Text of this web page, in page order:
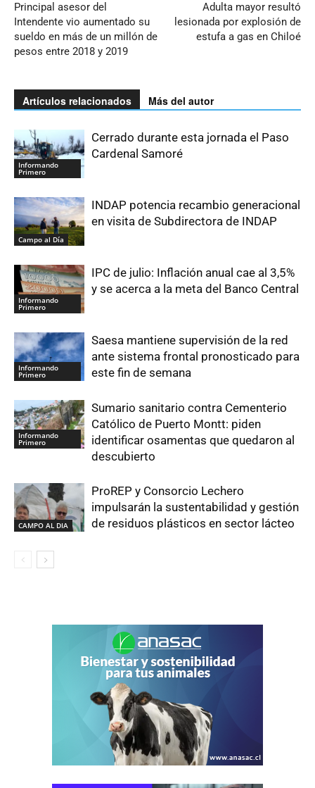
Principal asesor del
Intendente vio aumentado su
sueldo en más de un millón de
pesos entre 2018 y 2019
Adulta mayor resultó
lesionada por explosión de
estufa a gas en Chiloé
Artículos relacionados Más del autor
Informando
Primero
Cerrado durante esta jornada el Paso
Cardenal Samoré
Campo al Día
INDAP potencia recambio generacional
en visita de Subdirectora de INDAP
Informando
Primero
IPC de julio: Inflación anual cae al 3,5%
y se acerca a la meta del Banco Central
Informando
Primero
Saesa mantiene supervisión de la red
ante sistema frontal pronosticado para
este fin de semana
Informando
Primero
Sumario sanitario contra Cementerio
Católico de Puerto Montt: piden
identificar osamentas que quedaron al
descubierto
CAMPO AL DIA
ProREP y Consorcio Lechero
impulsarán la sustentabilidad y gestión
de residuos plásticos en sector lácteo